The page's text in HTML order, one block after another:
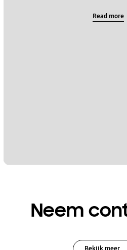
Read more
Neem